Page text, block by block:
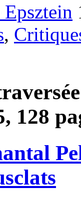
,
128